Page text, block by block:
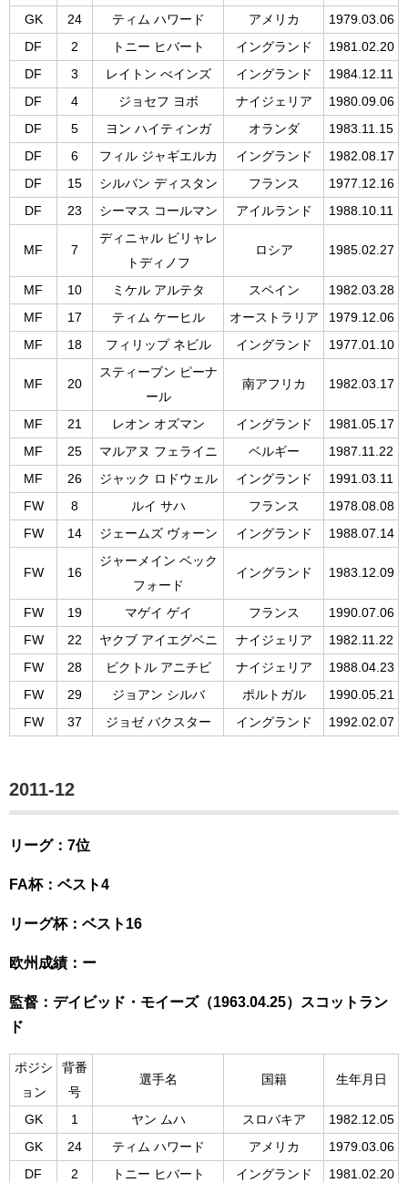
GK
24 ティム ハワード アメリカ
1979.03.06
DF
2 トニー ヒバート イングランド
1981.02.20
DF
3 レイトン べインズ イングランド
1984.12.11
DF
4 ジョセフ ヨボ ナイジェリア
1980.09.06
DF
5 ヨン ハイティンガ オランダ
1983.11.15
DF
6 フィル ジャギエルカ イングランド
1982.08.17
DF
15 シルバン ディスタン フランス
1977.12.16
DF
23 シーマス コールマン アイルランド 1988.10.11
MF 7
ディニャル ビリャレ
トディノフ
ロシア 1985.02.27
MF 10 ミケル アルテタ スペイン
1982.03.28
MF
17 ティム ケーヒル オーストラリア
1979.12.06
MF
18 フィリップ ネビル イングランド 1977.01.10
MF 20
スティーブン ピーナ
ール
南アフリカ 1982.03.17
MF 21 レオン オズマン イングランド
1981.05.17
MF
25 マルアヌ フェライニ ベルギー
1987.11.22
MF
26 ジャック ロドウェル イングランド
1991.03.11
FW
8 ルイ サハ フランス
1978.08.08
FW
14 ジェームズ ヴォーン イングランド 1988.07.14
FW 16
ジャーメイン ベック
フォード
イングランド 1983.12.09
FW 19 マゲイ ゲイ フランス
1990.07.06
FW
22 ヤクブ アイエグベニ ナイジェリア
1982.11.22
FW
28 ビクトル アニチビ ナイジェリア
1988.04.23
FW
29 ジョアン シルバ ポルトガル
1990.05.21
FW
37 ジョゼ バクスター イングランド 1992.02.07
2011-12
リーグ：7位
FA杯：ベスト4
リーグ杯：ベスト16
欧州成績：ー
監督：デイビッド・モイーズ（1963.04.25）スコットラン
ド
ポジシ
ョン
背番
号
選手名 国籍 生年月日
GK 1 ヤン ムハ スロバキア
1982.12.05
GK
24 ティム ハワード アメリカ
1979.03.06
DF
2 トニー ヒバート イングランド 1981.02.20